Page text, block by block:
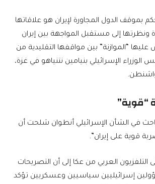
بموقف الدول المجاورة لإيران هو علاقاتها
ونظرتها إلى مستقبل المواجهة بين إيران
“الموازنة” بين مواقفها التقليدية من
الوزراء الإسرائيلي بنيامين نتنياهو في غزة،
“قوية”
في الشأن الإسرائيلي أنطوان شلحت أن
قوية على إيران”.
العربي من عكا إلى أن التصريحات
إسرائيليين سياسيين وعسكريين تؤكد